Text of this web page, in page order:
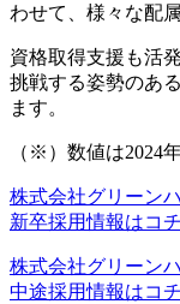
わせて、様々な配
資格取得支援も活
挑戦する姿勢のあ
ます。
（※）数値は2024
株式会社グリーン
新卒採用情報はコ
株式会社グリーン
中途採用情報はコ